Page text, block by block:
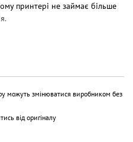
принтері не займає більше
користування, невеликих
запасів. Якщо ви
— цей варіант точно вартий
можуть змінюватися виробником без
від оригіналу